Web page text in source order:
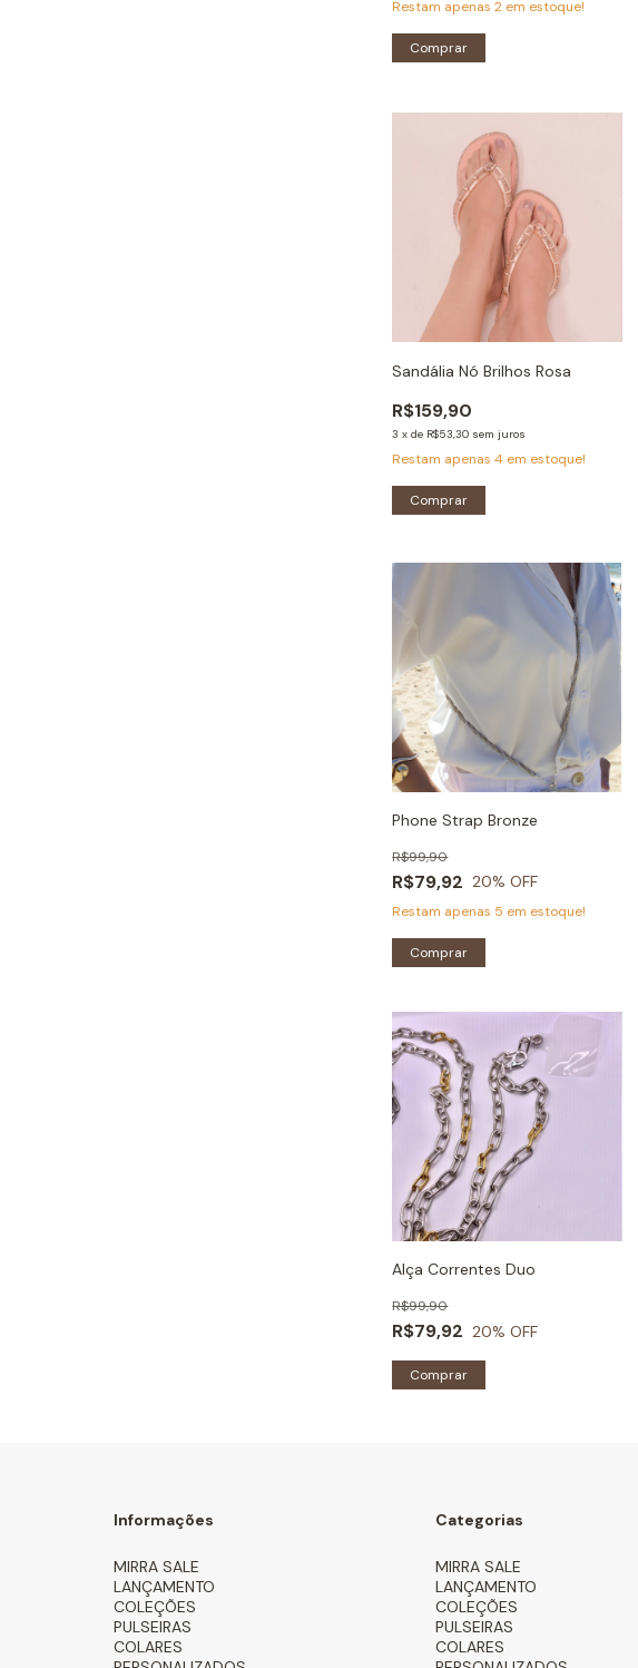
Restam apenas2 em estoque!
Comprar
Sandália Nó Brilhos Rosa
R$159,90
3 xde R$53,30 sem juros
Restam apenas4 em estoque!
Comprar
Phone Strap Bronze
R$79,92
R$99,90
20% OFF
Restam apenas 5 em estoque!
Comprar
Alça Correntes Duo
R$79,92
R$99,90
20% OFF
Comprar
Informações
MIRRA SALE
LANÇAMENTO
COLEÇÕES
PULSEIRAS
COLARES
Categorias
MIRRA SALE
LANÇAMENTO
COLEÇÕES
PULSEIRAS
COLARES